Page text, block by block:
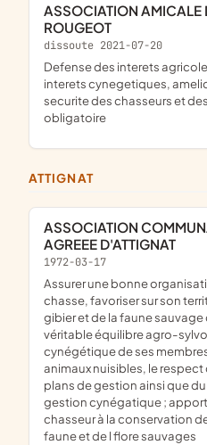
ASSOCIATION AMICALE DE CHASSE LE
ROUGEOT
dissoute 2021-07-20
defense des interets agricoles des proprietaires,
interets cynegetiques,
securite des chasseurs et
obligatoire
ATTIGNAT
ASSOCIATION COMMUNALE DE CHASSE
AGREEE D'ATTIGNAT
1972-03-17
assurer une bonne organisation technique de la
chasse, favoriser sur son
gibier et de la faune
véritable équilibre agro-
cynégétique de ses
animaux nuisibles, le
plans de gestion ainsi que
gestion cynégatique ;
chasseur à la conservation
faune et de l flore sauvages